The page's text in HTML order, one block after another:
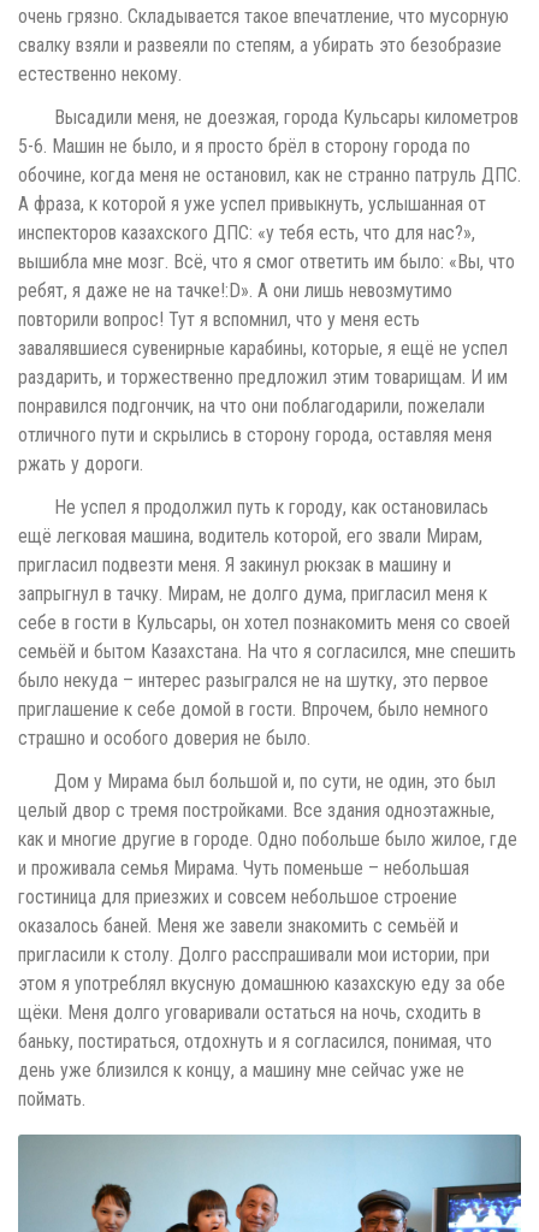
очень грязно. Складывается такое впечатление, что мусорную
свалку взяли и развеяли по степям, а убирать это безобразие
естественно некому.
Высадили меня, не доезжая, города Кульсары километров
5-6. Машин не было, и я просто брёл в сторону города по
обочине, когда меня не остановил, как не странно патруль ДПС.
А фраза, к которой я уже успел привыкнуть, услышанная от
инспекторов казахского ДПС: «у тебя есть, что для нас?»,
вышибла мне мозг. Всё, что я смог ответить им было: «Вы, что
ребят, я даже не на тачке!:D». А они лишь невозмутимо
повторили вопрос! Тут я вспомнил, что у меня есть
завалявшиеся сувенирные карабины, которые, я ещё не успел
раздарить, и торжественно предложил этим товарищам. И им
понравился подгончик, на что они поблагодарили, пожелали
отличного пути и скрылись в сторону города, оставляя меня
ржать у дороги.
Не успел я продолжил путь к городу, как остановилась
ещё легковая машина, водитель которой, его звали Мирам,
пригласил подвезти меня. Я закинул рюкзак в машину и
запрыгнул в тачку. Мирам, не долго дума, пригласил меня к
себе в гости в Кульсары, он хотел познакомить меня со своей
семьёй и бытом Казахстана. На что я согласился, мне спешить
было некуда – интерес разыгрался не на шутку, это первое
приглашение к себе домой в гости. Впрочем, было немного
страшно и особого доверия не было.
Дом у Мирама был большой и, по сути, не один, это был
целый двор с тремя постройками. Все здания одноэтажные,
как и многие другие в городе. Одно побольше было жилое, где
и проживала семья Мирама. Чуть поменьше – небольшая
гостиница для приезжих и совсем небольшое строение
оказалось баней. Меня же завели знакомить с семьёй и
пригласили к столу. Долго расспрашивали мои истории, при
этом я употреблял вкусную домашнюю казахскую еду за обе
щёки. Меня долго уговаривали остаться на ночь, сходить в
баньку, постираться, отдохнуть и я согласился, понимая, что
день уже близился к концу, а машину мне сейчас уже не
поймать.